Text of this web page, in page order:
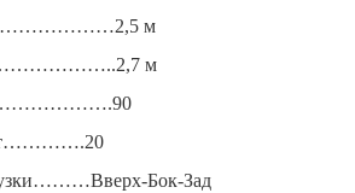
м
м
т………….20
Бок-Зад